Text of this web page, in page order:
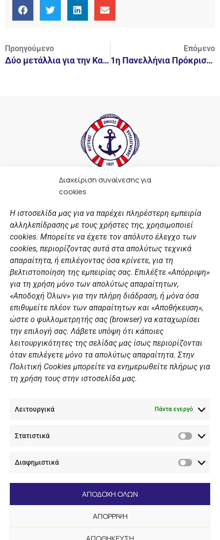
Διαχείριση συναίνεσης για
cookies
Η ιστοσελίδα μας για να παρέχει πληρέστερη εμπειρία
αλληλεπίδρασης με τους χρήστες της, χρησιμοποιεί
cookies. Μπορείτε να έχετε τον απόλυτο έλεγχο των
cookies, περιορίζοντας αυτά στα απολύτως τεχνικά
απαραίτητα, ή επιλέγοντας όσα κρίνετε, για τη
βελτιστοποίηση της εμπειρίας σας. Επιλέξτε «Απόρριψη»
για τη χρήση μόνο των απολύτως απαραίτητων,
«Αποδοχή Όλων» για την πλήρη διάδραση, ή μόνα όσα
επιθυμείτε πλέον των απαραίτητων και «Αποθήκευση»,
ώστε ο φυλλομετρητής σας (browser) να καταχωρίσει
την επιλογή σας. Λάβετε υπόψη ότι κάποιες
λειτουργικότητες της σελίδας μας ίσως περιορίζονται
όταν επιλέγετε μόνο τα απολύτως απαραίτητα. Στην
Πολιτική Cookies μπορείτε να ενημερωθείτε πλήρως για
τη χρήση τους στην ιστοσελίδα μας.
Λειτουργικά Πάντα ενεργό
Στατιστικά
Διαφημιστικά
ΑΠΟΔΟΧΗ ΟΛΩΝ
ΑΠΟΡΡΙΨΗ
Προηγούμενο
Δύο μετάλλια για την Καλλιτεχνική Κολύμβηση στους Χειμερινούς Αγώνες κατηγορίας Open
Επόμενο
1η Πανελλήνια Πρόκριση Εθνικής Ομάδας κατηγορία Techno 293 & Plus
F
a
e
b
o
o
k
t
a
g
r
a
m
t
u
b
e
n
k
e
d
i
n
ΣΎΝΔΕΣΜΟΙ
Αθλητικές σχολές
Διάπλους
Χορηγοί
Summer Camp
ΠΡΟΣΩΠΙΚΑ ΔΕΔΟΜΕΝΑ
Πολιτική Ιστοσελίδας
Πολιτική Cookies Iστοσελίδας
Γενική Πολιτική ΝΟΒ
Ενημέρωση Summer Camp
ΕΠΙΚΟΙΝΩΝΊΑ
+30 210 89 62 416
Ναυτικός Όμιλος Βουλιαγμένης Λαιμός Βουλιαγμένης